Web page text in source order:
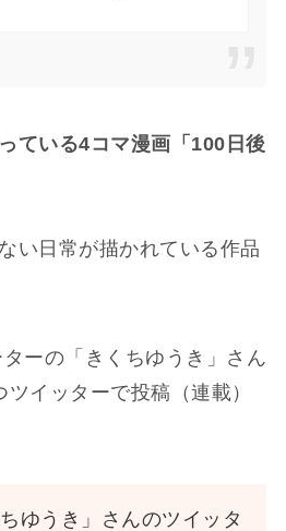
ている4コマ漫画「100日後
い日常が描かれている作品
ーの「きくちゆうき」さん
イッターで投稿（連載）
ゆうき」さんのツイッタ